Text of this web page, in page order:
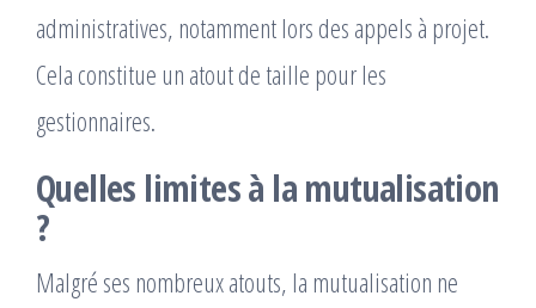
administratives, notamment lors des appels à projet.
Cela constitue un atout de taille pour les
gestionnaires.
Quelles limites à la mutualisation
?
Malgré ses nombreux atouts, la mutualisation ne